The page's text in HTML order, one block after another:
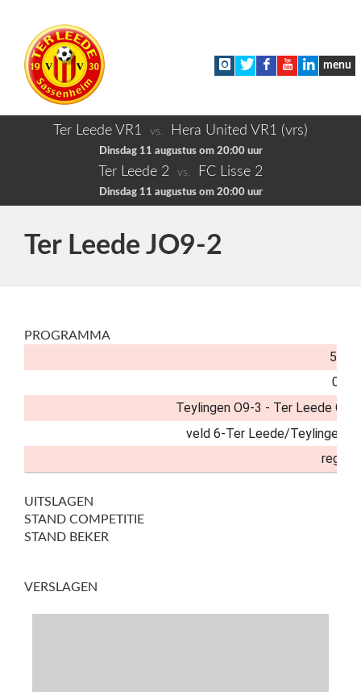
menu
Ter Leede VR1 vs. Hera United VR1 (vrs)
Dinsdag 11 augustus om 20:00 uur
Ter Leede 2 vs. FC Lisse 2
Dinsdag 11 augustus om 20:00 uur
Ter Leede JO9-2
PROGRAMMA
5
Teylingen O9-3 - Ter Leede O9-
veld 6-Ter Leede/Teylingen
UITSLAGEN
STAND COMPETITIE
STAND BEKER
VERSLAGEN